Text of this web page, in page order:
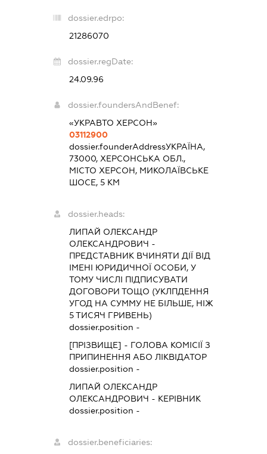
dossier.edrpo:
21286070
dossier.regDate:
24.09.96
dossier.foundersAndBenef:
«УКРАВТО ХЕРСОН»
03112900
dossier.founderAddressУКРАЇНА,
73000, ХЕРСОНСЬКА ОБЛ.,
МІСТО ХЕРСОН, МИКОЛАЇВСЬКЕ
ШОСЕ, 5 КМ
dossier.heads:
ЛИПАЙ ОЛЕКСАНДР
ОЛЕКСАНДРОВИЧ -
ПРЕДСТАВНИК ВЧИНЯТИ ДІЇ ВІД
ІМЕНІ ЮРИДИЧНОЇ ОСОБИ, У
ТОМУ ЧИСЛІ ПІДПИСУВАТИ
ДОГОВОРИ ТОЩО (УКЛПДЕННЯ
УГОД НА СУММУ НЕ БІЛЬШЕ, НІЖ
5 ТИСЯЧ ГРИВЕНЬ)
dossier.position -
[ПРІЗВИЩЕ] - ГОЛОВА КОМІСІЇ З
ПРИПИНЕННЯ АБО ЛІКВІДАТОР
dossier.position -
ЛИПАЙ ОЛЕКСАНДР
ОЛЕКСАНДРОВИЧ - КЕРІВНИК
dossier.position -
dossier.beneficiaries: